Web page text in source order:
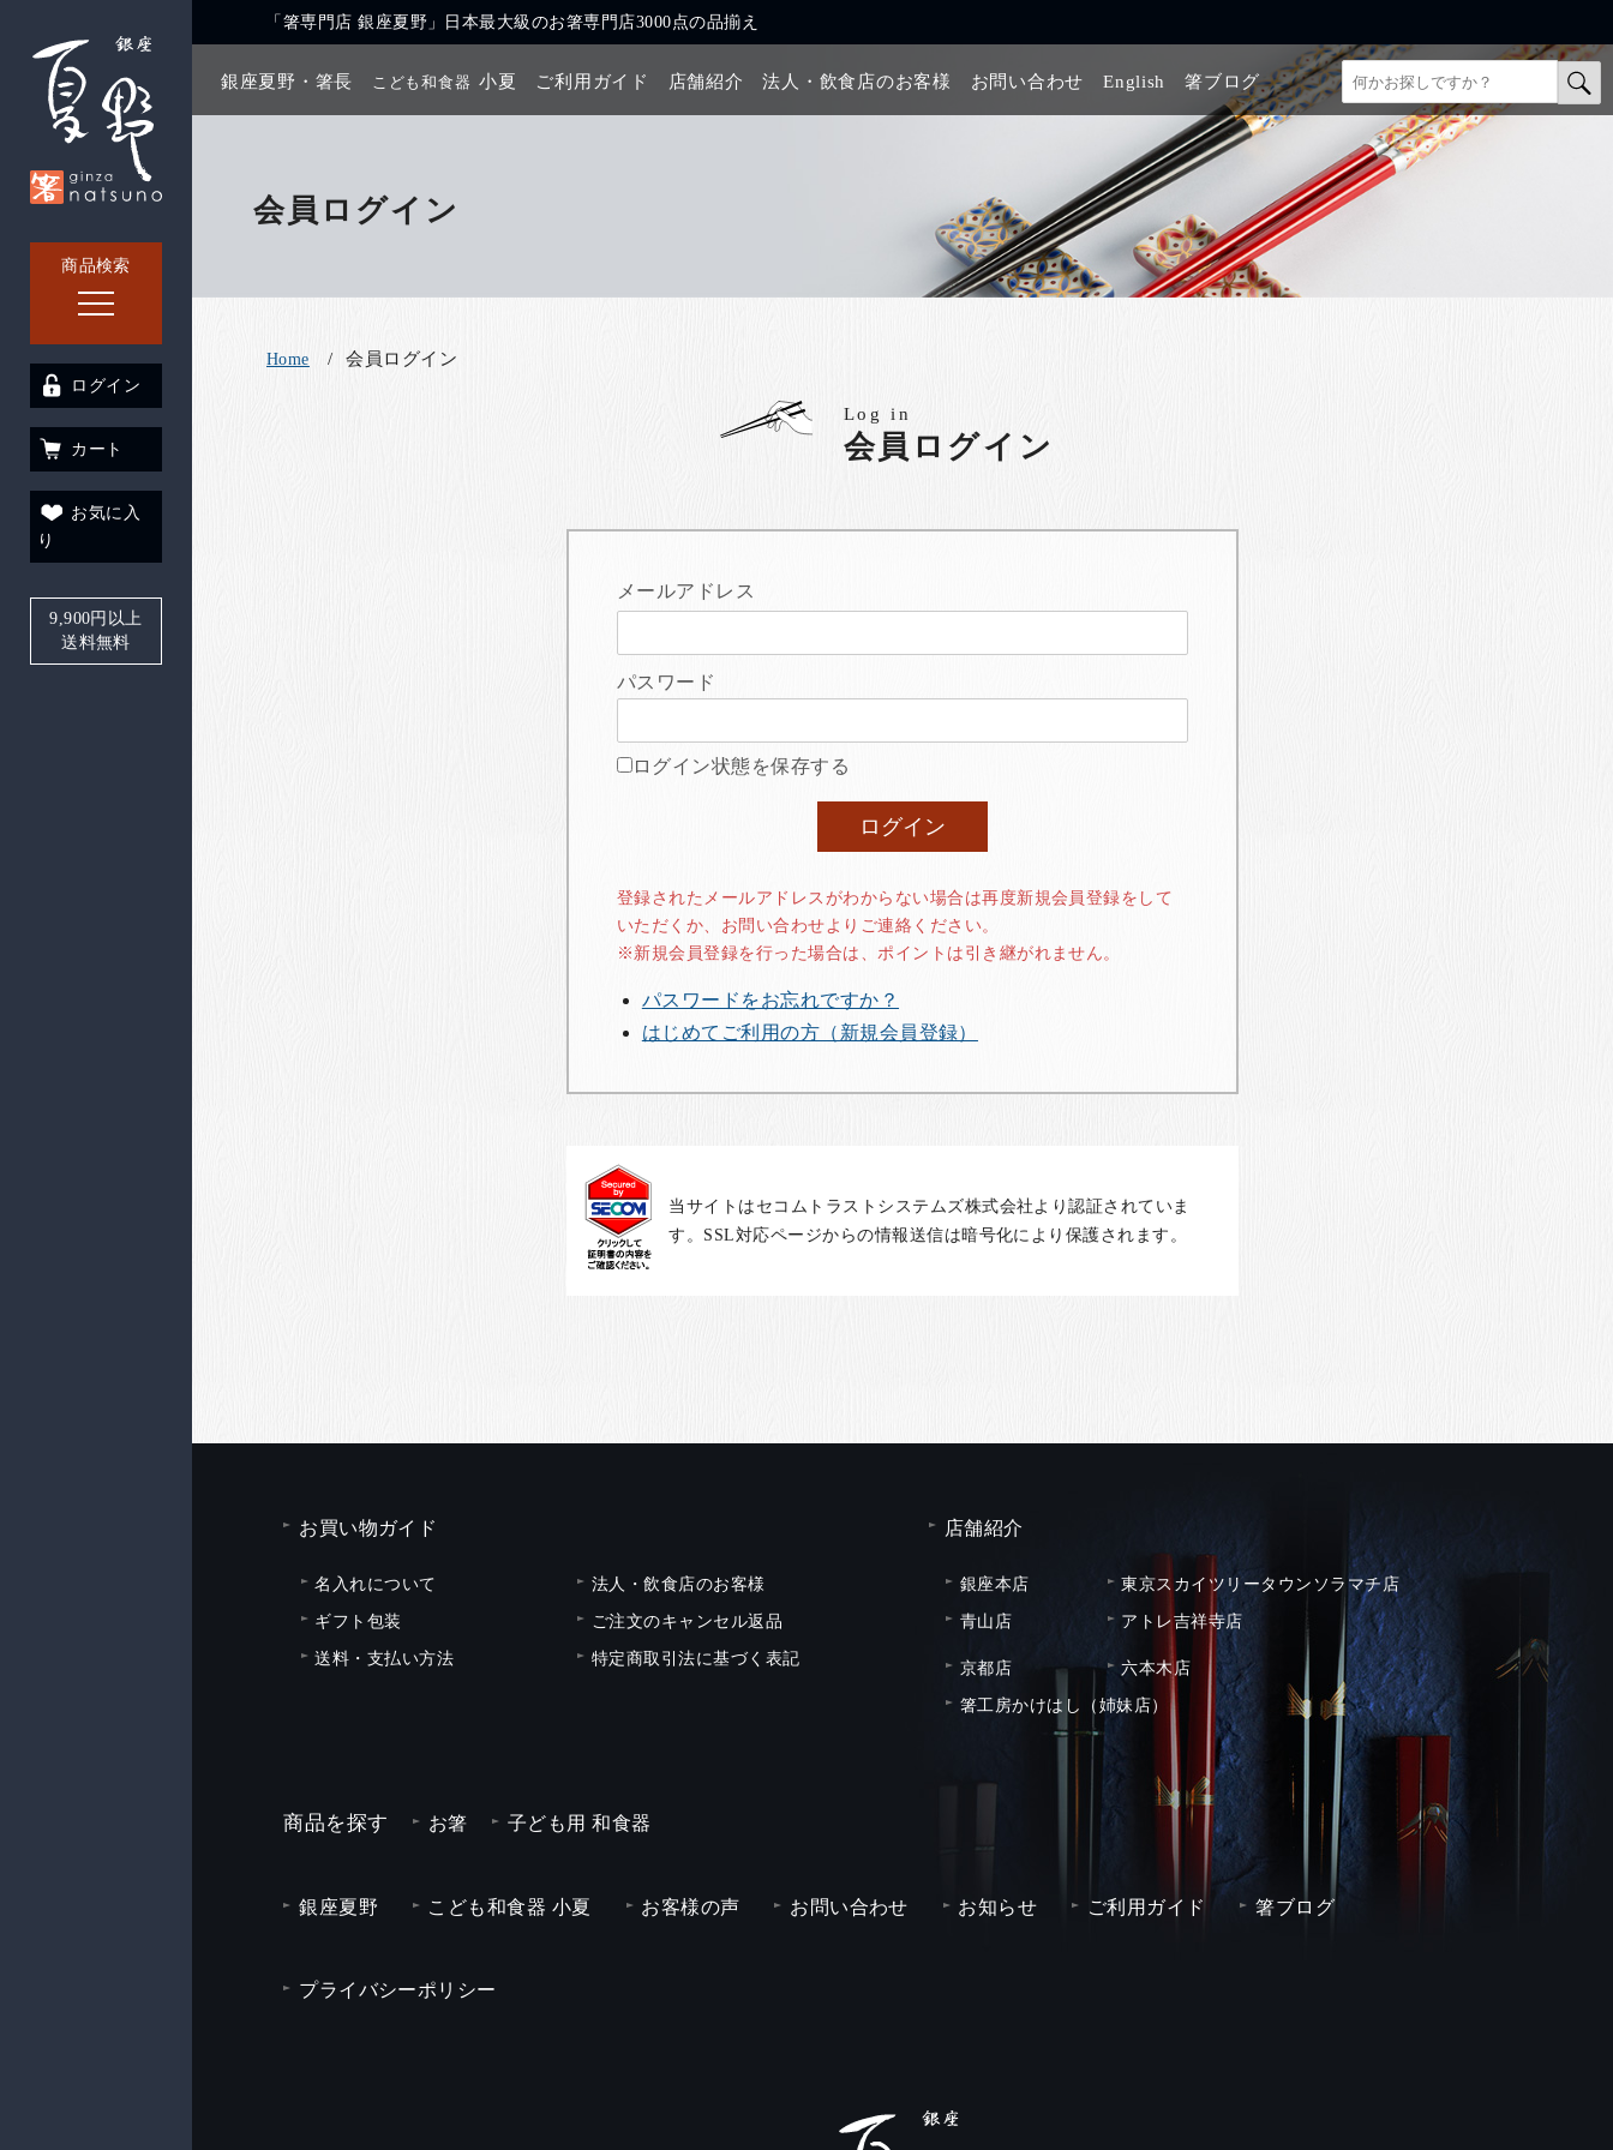
商品検索
「箸専門店 銀座夏野」日本最大級のお箸専門店3000点の品揃え
銀座夏野・箸長 こども和食器 小夏 ご利用ガイド 店舗紹介 法人・飲食店のお客様 お問い合わせ English 箸ブログ
ログイン
カート
お気に入
り
9,900円以上
送料無料
会員ログイン
Home 会員ログイン
Log in
会員ログイン
メールアドレス
パスワード
ログイン状態を保存する
登録されたメールアドレスがわからない場合は再度新規会員登録をして
いただくか、お問い合わせよりご連絡ください。
※新規会員登録を行った場合は、ポイントは引き継がれません。
パスワードをお忘れですか？
はじめてご利用の方（新規会員登録）
当サイトはセコムトラストシステムズ株式会社より認証されていま
す。SSL対応ページからの情報送信は暗号化により保護されます。
お買い物ガイド
名入れについて
法人・飲食店のお客様
ギフト包装
ご注文のキャンセル返品
送料・支払い方法
特定商取引法に基づく表記
店舗紹介
銀座本店
東京スカイツリータウンソラマチ店
青山店
アトレ吉祥寺店
京都店
六本木店
箸工房かけはし（姉妹店）
商品を探す お箸 子ども用 和食器
銀座夏野 こども和食器 小夏 お客様の声 お問い合わせ お知らせ ご利用ガイド 箸ブログ
プライバシーポリシー